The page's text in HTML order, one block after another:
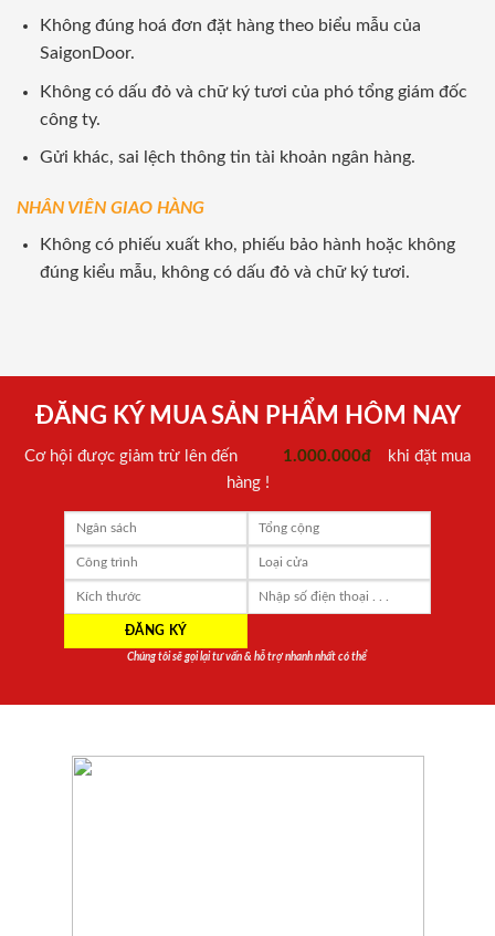
Không đúng hoá đơn đặt hàng theo biểu mẫu của
SaigonDoor.
Không có dấu đỏ và chữ ký tươi của phó tổng giám đốc
công ty.
Gửi khác, sai lệch thông tin tài khoản ngân hàng.
NHÂN VIÊN GIAO HÀNG
Không có phiếu xuất kho, phiếu bảo hành hoặc không
đúng kiểu mẫu, không có dấu đỏ và chữ ký tươi.
ĐĂNG KÝ MUA SẢN PHẨM HÔM NAY
Cơ hội được giảm trừ lên đến 1.000.000đ
khi đặt mua
hàng !
Chúng tôi sẽ gọi lại tư vấn & hỗ trợ nhanh nhất có thể